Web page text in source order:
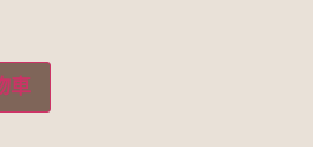
車